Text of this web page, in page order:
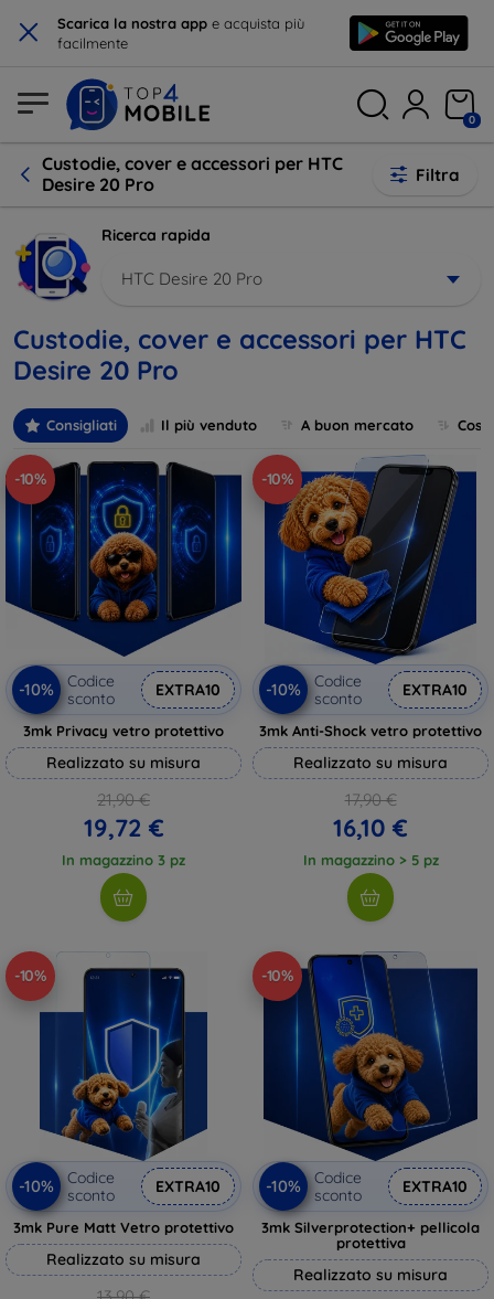
× Scarica la nostra app e acquista più
facilmente
0
Custodie, cover e accessori per HTC
Desire 20 Pro
Filtra
Ricerca rapida
HTC Desire 20 Pro
Custodie, cover e accessori per HTC
Desire 20 Pro
Consigliati Il più venduto A buon mercato
-10%
-10%
Codice
sconto
EXTRA10
3mk Privacy vetro protettivo
Realizzato su misura
21,90 €
19,72 €
In magazzino 3 pz
-10%
-10%
Codice
sconto
EXTRA10
3mk Anti-Shock vetro protettivo
Realizzato su misura
17,90 €
16,10 €
In magazzino > 5 pz
-10%
-10%
Codice
sconto
EXTRA10
3mk Pure Matt Vetro protettivo
Realizzato su misura
-10%
-10%
Codice
sconto
EXTRA10
3mk Silverprotection+ pellicola
protettiva
Realizzato su misura